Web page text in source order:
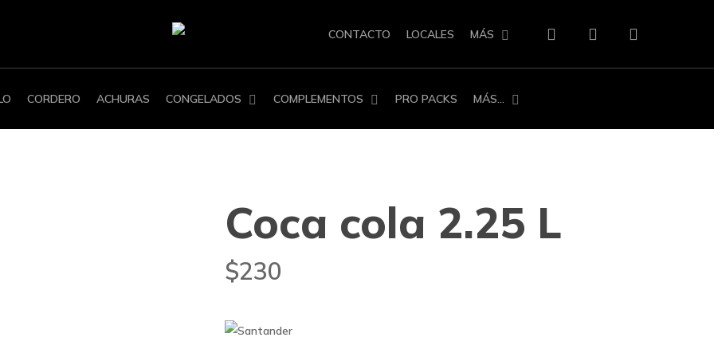
CONTACTO LOCALES MÁS
CORDERO ACHURAS CONGELADOS COMPLEMENTOS PRO PACKS MÁS…
Coca cola 2.25 L
$230